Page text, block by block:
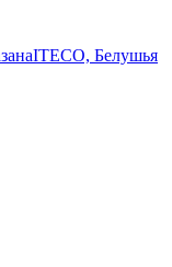
ITECO, Белушья